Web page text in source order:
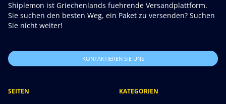
Shiplemon ist Griechenlands fuehrende Versandplattform.
Sie suchen den besten Weg, ein Paket zu versenden? Suchen
Sie nicht weiter!
KONTAKTIEREN SIE UNS
SEITEN KATEGORIEN